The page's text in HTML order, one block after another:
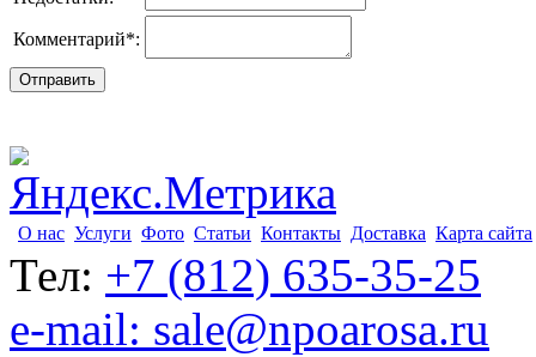
Комментарий*:
О нас Услуги Фото Статьи Контакты Доставка Карта сайта
Тел: +7 (812) 635-35-25
e-mail: sale@npoarosa.ru